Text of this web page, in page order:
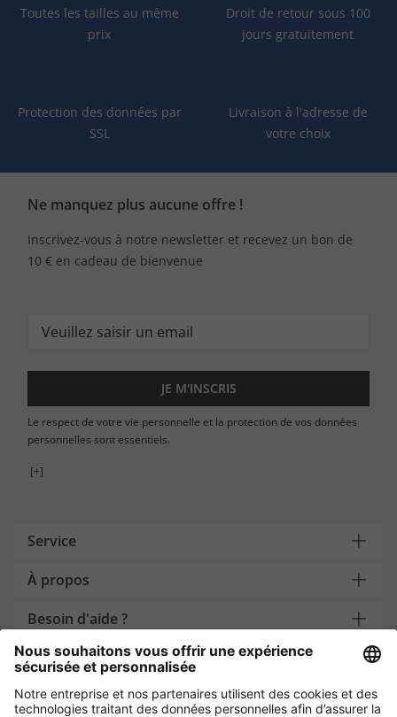
Toutes les tailles au même
prix
Droit de retour sous 100
jours gratuitement
Protection des données par
SSL
Livraison à l'adresse de
votre choix
Ne manquez plus aucune offre !
Inscrivez-vous à notre newsletter et recevez un bon de
10 € en cadeau de bienvenue
JE M'INSCRIS
Le respect de votre vie personnelle et la protection de vos données
personnelles sont essentiels.
[+]
Service
À propos
Besoin d'aide ?
Payment and Delivery